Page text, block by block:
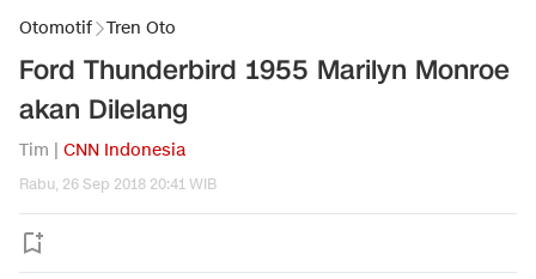
Otomotif Tren Oto
Ford Thunderbird 1955 Marilyn Monroe
akan Dilelang
Tim | CNN Indonesia
Rabu, 26 Sep 2018 20:41 WIB